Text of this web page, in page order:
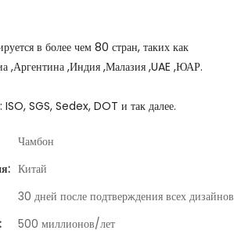
в более чем 80 стран, таких как
,Аргентина ,Индия ,Малазия ,UAE ,ЮАР.
ISO, SGS, Sedex, DOT и так далее.
Чамбон
Китай
30 дней после подтверждения всех дизайнов
500 миллионов/лет